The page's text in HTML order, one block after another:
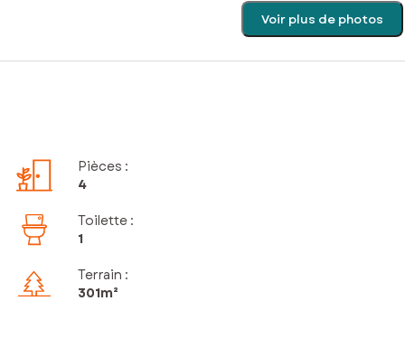
Voir plus de photos
Pièces :
4
Toilette :
1
Terrain :
301m²